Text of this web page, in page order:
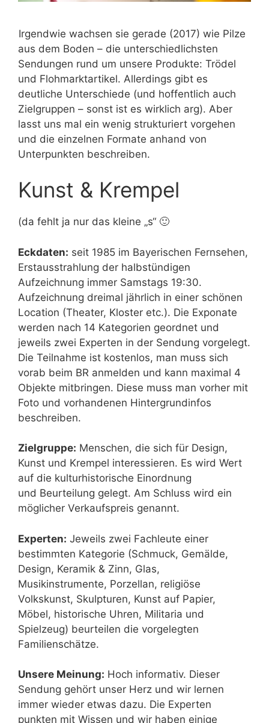
Irgendwie wachsen sie gerade (2017) wie Pilze
aus dem Boden – die unterschiedlichsten
Sendungen rund um unsere Produkte: Trödel
und Flohmarktartikel. Allerdings gibt es
deutliche Unterschiede (und hoffentlich auch
Zielgruppen – sonst ist es wirklich arg). Aber
lasst uns mal ein wenig strukturiert vorgehen
und die einzelnen Formate anhand von
Unterpunkten beschreiben.
Kunst & Krempel
(da fehlt ja nur das kleine „s“ 🙂
Eckdaten: seit 1985 im Bayerischen Fernsehen,
Erstausstrahlung der halbstündigen
Aufzeichnung immer Samstags 19:30.
Aufzeichnung dreimal jährlich in einer schönen
Location (Theater, Kloster etc.). Die Exponate
werden nach 14 Kategorien geordnet und
jeweils zwei Experten in der Sendung vorgelegt.
Die Teilnahme ist kostenlos, man muss sich
vorab beim BR anmelden und kann maximal 4
Objekte mitbringen. Diese muss man vorher mit
Foto und vorhandenen Hintergrundinfos
beschreiben.
Zielgruppe: Menschen, die sich für Design,
Kunst und Krempel interessieren. Es wird Wert
auf die kulturhistorische Einordnung
und Beurteilung gelegt. Am Schluss wird ein
möglicher Verkaufspreis genannt.
Experten: Jeweils zwei Fachleute einer
bestimmten Kategorie (Schmuck, Gemälde,
Design, Keramik & Zinn, Glas,
Musikinstrumente, Porzellan, religiöse
Volkskunst, Skulpturen, Kunst auf Papier,
Möbel, historische Uhren, Militaria und
Spielzeug) beurteilen die vorgelegten
Familienschätze.
Unsere Meinung: Hoch informativ. Dieser
Sendung gehört unser Herz und wir lernen
immer wieder etwas dazu. Die Experten
punkten mit Wissen und wir haben einige